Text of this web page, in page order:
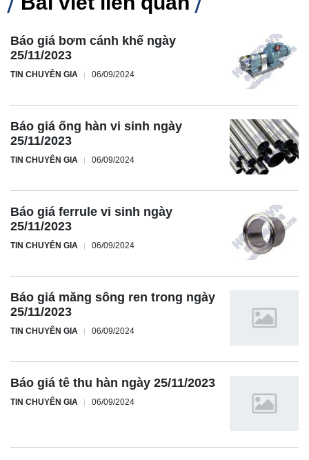
Báo giá bơm cánh khế ngày
25/11/2023
TIN CHUYÊN GIA 06/09/2024
Báo giá ống hàn vi sinh ngày
25/11/2023
TIN CHUYÊN GIA 06/09/2024
Báo giá ferrule vi sinh ngày
25/11/2023
TIN CHUYÊN GIA 06/09/2024
Báo giá măng sông ren trong ngày
25/11/2023
TIN CHUYÊN GIA 06/09/2024
Báo giá tê thu hàn ngày 25/11/2023
TIN CHUYÊN GIA 06/09/2024